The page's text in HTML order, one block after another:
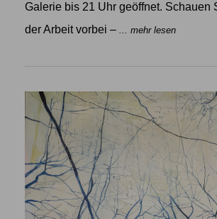
Galerie bis 21 Uhr geöffnet. Schauen
der Arbeit vorbei – ... mehr lesen